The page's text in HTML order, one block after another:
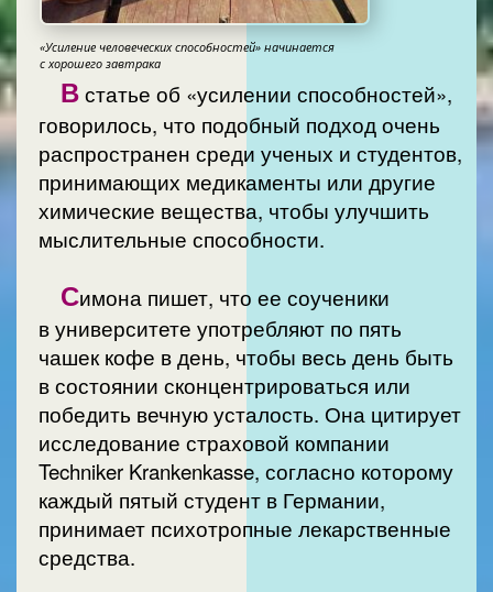
«Усиление человеческих способностей» начинается
с хорошего завтрака
Встатье об «усилении способностей»,
говорилось, что подобный подход очень
распространен среди ученых и студентов,
принимающих медикаменты или другие
химические вещества, чтобы улучшить
мыслительные способности.
Симона пишет, что ее соученики
в университете употребляют по пять
чашек кофе в день, чтобы весь день быть
в состоянии сконцентрироваться или
победить вечную усталость. Она цитирует
исследование страховой компании
Techniker Krankenkasse, согласно которому
каждый пятый студент в Германии,
принимает психотропные лекарственные
средства.